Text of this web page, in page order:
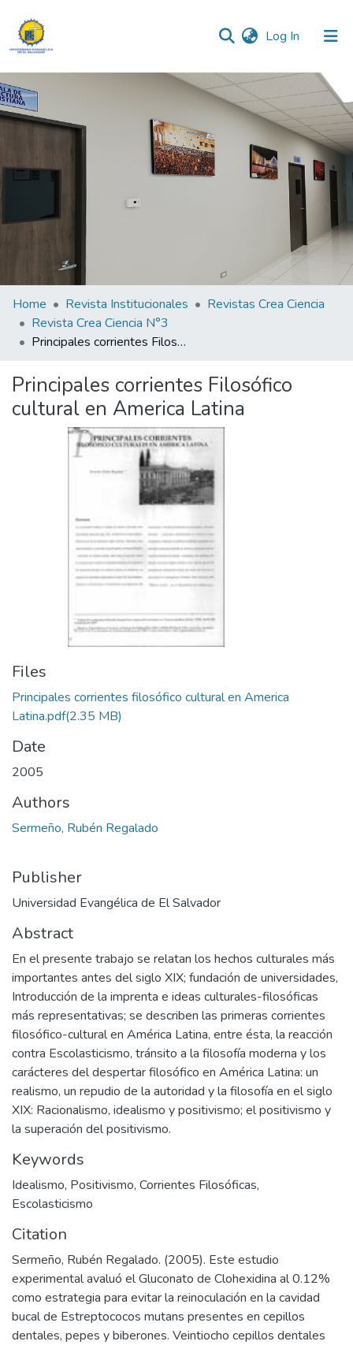
Log In (current)
Communities & Collections
All of DSpace
Home Revista Institucionales
Revistas Crea Ciencia
Revista Crea Ciencia N°3
Principales corrientes Filosófico cultural en America Latina
Principales corrientes Filosófico
cultural en America Latina
Files
Principales corrientes filosófico cultural en America
Latina.pdf(2.35 MB)
Date
2005
Authors
Sermeño, Rubén Regalado
Publisher
Universidad Evangélica de El Salvador
Abstract
En el presente trabajo se relatan los hechos culturales más
importantes antes del siglo XIX; fundación de universidades,
Introducción de la imprenta e ideas culturales-filosóficas
más representativas; se describen las primeras corrientes
filosófico-cultural en América Latina, entre ésta, la reacción
contra Escolasticismo, tránsito a la filosofía moderna y los
carácteres del despertar filosófico en América Latina: un
realismo, un repudio de la autoridad y la filosofía en el siglo
XIX: Racionalismo, idealismo y positivismo; el positivismo y
la superación del positivismo.
Keywords
Idealismo, Positivismo, Corrientes Filosóficas,
Escolasticismo
Citation
Sermeño, Rubén Regalado. (2005). Este estudio
experimental avaluó el Gluconato de Clohexidina al 0.12%
como estrategia para evitar la reinoculación en la cavidad
bucal de Estreptococos mutans presentes en cepillos
dentales, pepes y biberones. Veintiocho cepillos dentales